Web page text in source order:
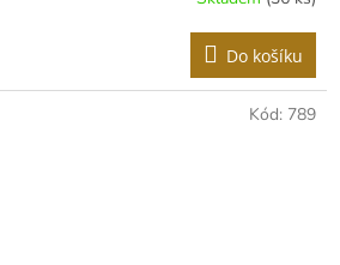
Do košíku
Kód: 789